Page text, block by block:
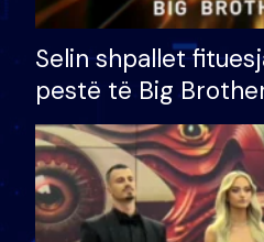
Selin shpallet
pestë të Big
çmimin e madh